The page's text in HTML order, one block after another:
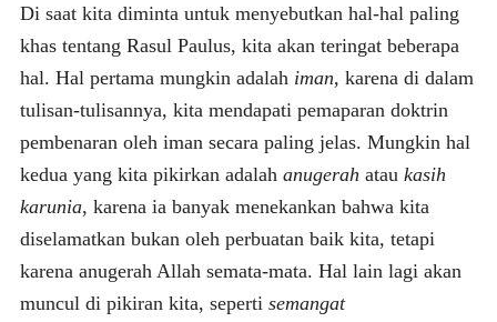
Di saat kita diminta untuk menyebutkan hal-hal paling
khas tentang Rasul Paulus, kita akan teringat beberapa
hal. Hal pertama mungkin adalah iman, karena di dalam
tulisan-tulisannya, kita mendapati pemaparan doktrin
pembenaran oleh iman secara paling jelas. Mungkin hal
kedua yang kita pikirkan adalah anugerah atau kasih
karunia, karena ia banyak menekankan bahwa kita
diselamatkan bukan oleh perbuatan baik kita, tetapi
karena anugerah Allah semata-mata. Hal lain lagi akan
muncul di pikiran kita, seperti semangat